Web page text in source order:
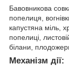
Бавовникова
попелиця,
капустяна міль,
попелиці,
білани,
Механізм дії: